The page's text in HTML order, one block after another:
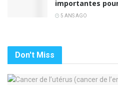
importantes
5 ANS AGO
Don't Miss